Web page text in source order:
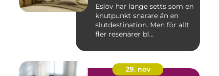
Eslöv har länge setts som en
knutpunkt snarare än en
slutdestination. Men för allt
fler resenärer bl...
29. nov